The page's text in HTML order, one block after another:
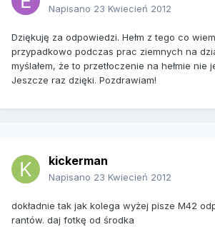
Napisano 23 Kwiecień 2012
Dziękuję za odpowiedzi. Hełm z tego co
przypadkowo podczas prac ziemnych na
myślałem, że to przetłoczenie na hełmie nie
Jeszcze raz dzięki. Pozdrawiam!
kickerman
Napisano 23 Kwiecień 2012
dokładnie tak jak kolega wyżej pisze M42
rantów. daj fotkę od środka